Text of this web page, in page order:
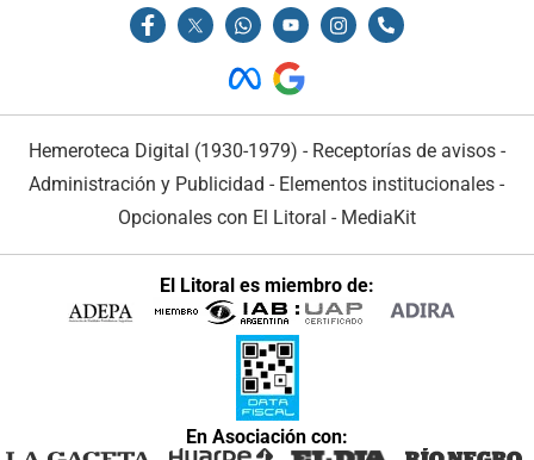
Hemeroteca Digital (1930-1979) - Receptorías de avisos -
Administración y Publicidad - Elementos institucionales -
Opcionales con El Litoral - MediaKit
El Litoral es miembro de:
En Asociación con: